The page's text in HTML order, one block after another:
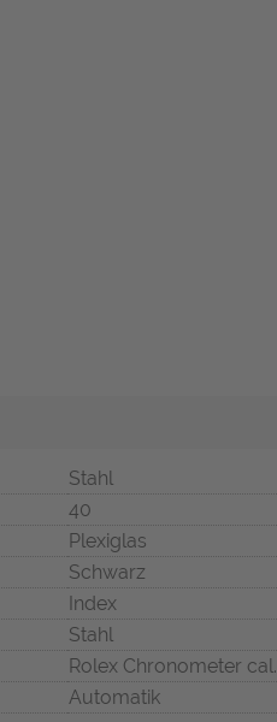
Stahl
40
Plexiglas
Schwarz
Index
Stahl
Rolex Chronometer cal.
Automatik